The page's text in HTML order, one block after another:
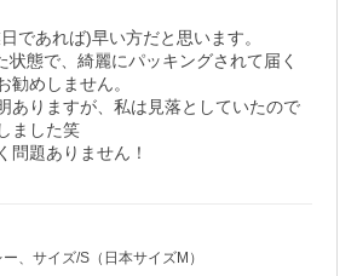
であれば)早い方だと思います。
態で、綺麗にパッキングされて届く
勧めしません。
ありますが、私は見落としていたので
ました笑
問題ありません！
、サイズ/S（日本サイズM）